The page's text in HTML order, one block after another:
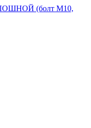
(болт М10,